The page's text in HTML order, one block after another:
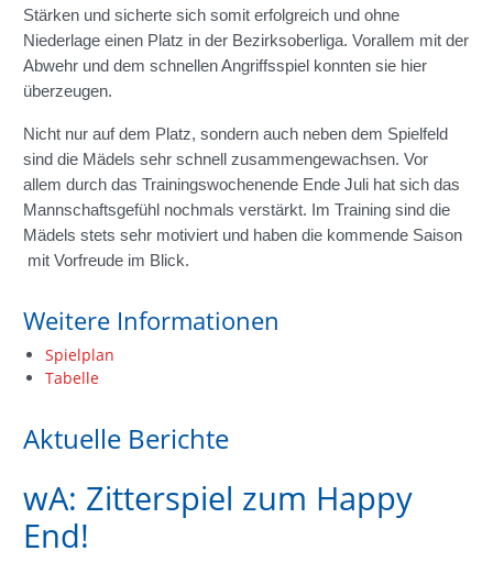
Stärken und sicherte sich somit erfolgreich und ohne
Niederlage einen Platz in der Bezirksoberliga. Vorallem mit der
Abwehr und dem schnellen Angriffsspiel konnten sie hier
überzeugen.
Nicht nur auf dem Platz, sondern auch neben dem Spielfeld
sind die Mädels sehr schnell zusammengewachsen. Vor
allem durch das Trainingswochenende Ende Juli hat sich das
Mannschaftsgefühl nochmals verstärkt. Im Training sind die
Mädels stets sehr motiviert und haben die kommende Saison
mit Vorfreude im Blick.
Weitere Informationen
Spielplan
Tabelle
Aktuelle Berichte
wA: Zitterspiel zum Happy
End!